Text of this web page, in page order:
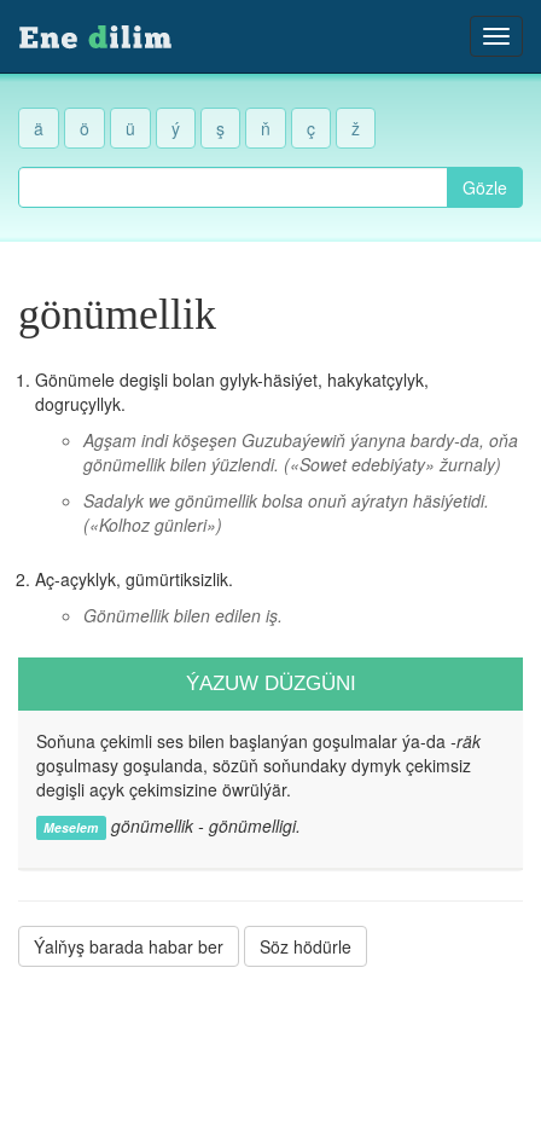
ä ö ü ý ş ň ç ž
Gözle
gönümellik
Gönümele degişli bolan gylyk-häsiýet, hakykatçylyk,
dogruçyllyk.
Agşam indi köşeşen Guzubaýewiň ýanyna bardy-da, oňa
gönümellik bilen ýüzlendi. («Sowet edebiýaty» žurnaly)
Sadalyk we gönümellik bolsa onuň aýratyn häsiýetidi.
(«Kolhoz günleri»)
Aç-açyklyk, gümürtiksizlik.
Gönümellik bilen edilen iş.
ÝAZUW DÜZGÜNI
Soňuna çekimli ses bilen başlanýan goşulmalar ýa-da -räk
goşulmasy goşulanda, sözüň soňundaky dymyk çekimsiz
degişli açyk çekimsizine öwrülýär.
Meselem gönümellik - gönümelligi.
Ýalňyş barada habar ber Söz hödürle